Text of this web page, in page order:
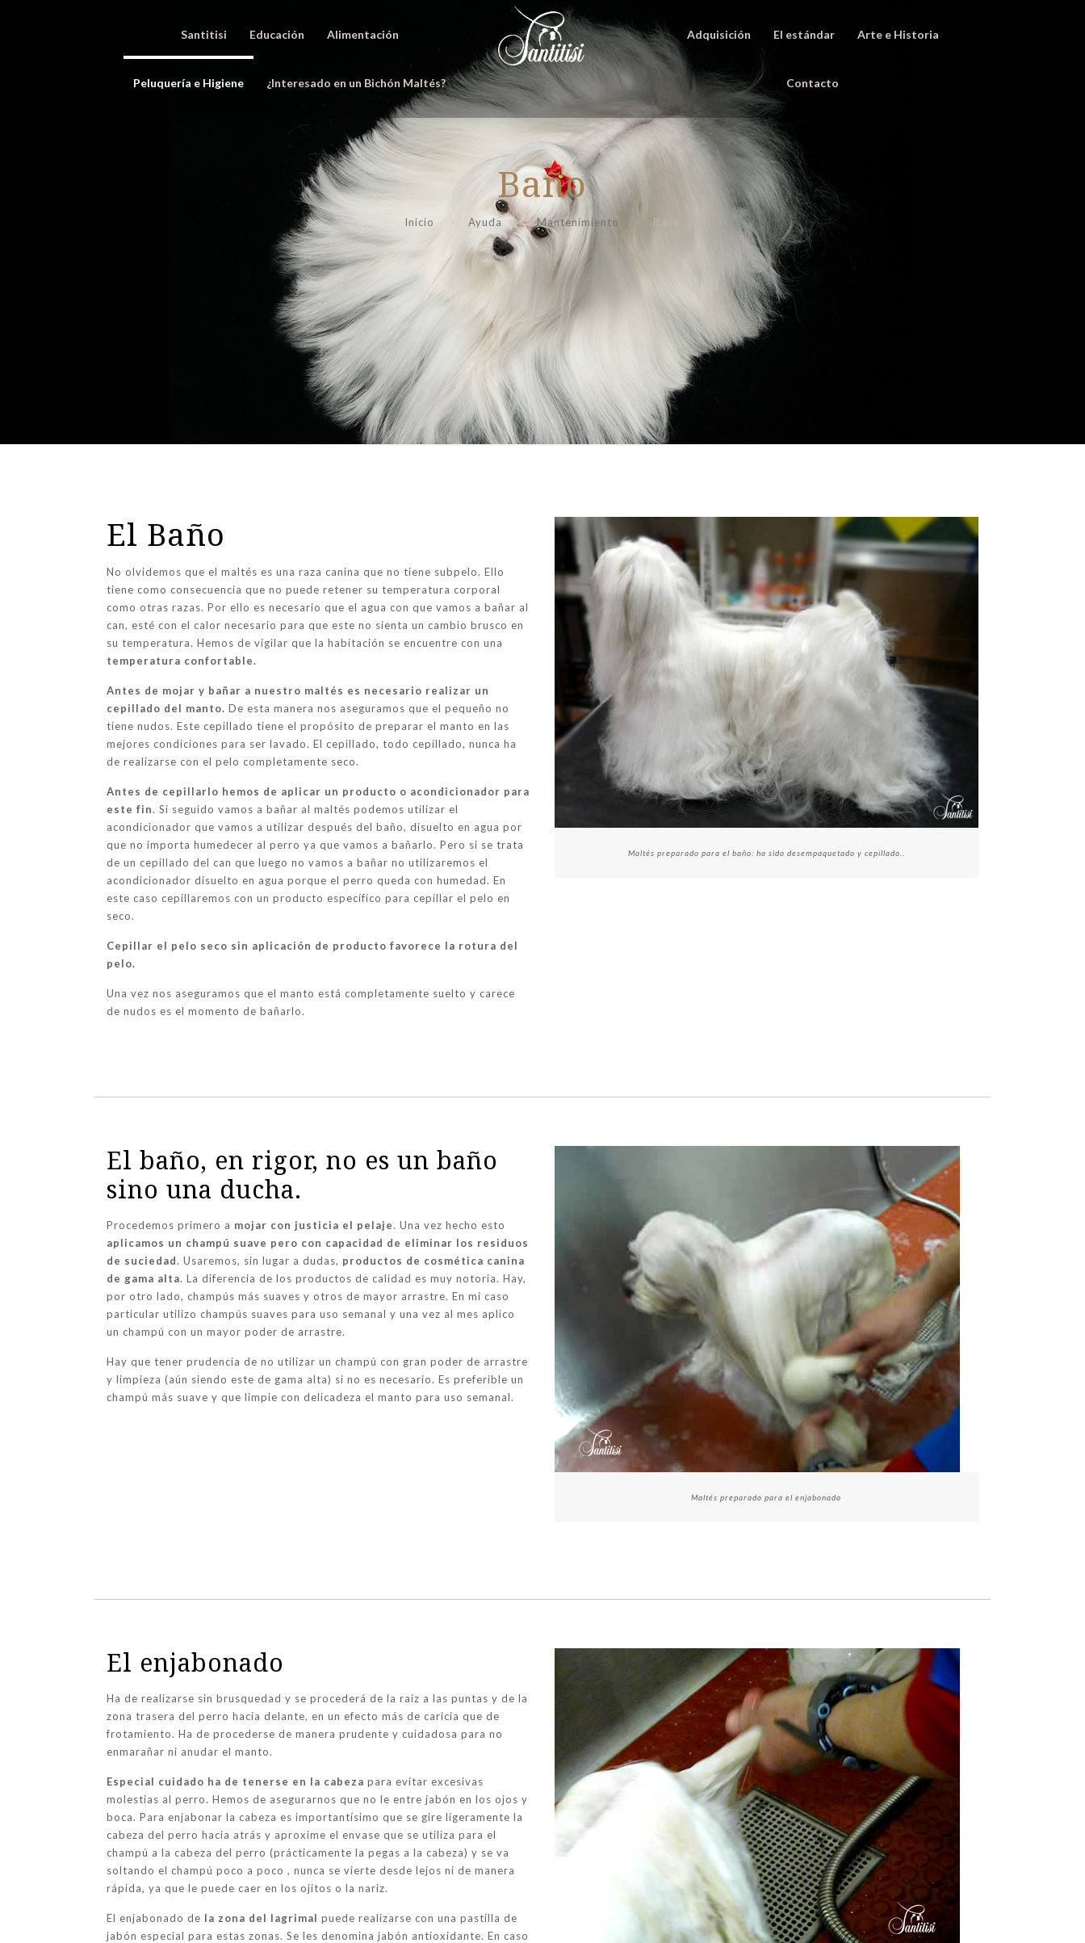
Santitisi Educación Alimentación
Peluquería e Higiene ¿Interesado en un Bichón Maltés?
Adquisición El estándar Arte e Historia
Contacto
Baño
Inicio Ayuda Mantenimiento Baño
El Baño
No olvidemos que el maltés es una raza canina que no tiene subpelo. Ello
tiene como consecuencia que no puede retener su temperatura corporal
como otras razas. Por ello es necesario que el agua con que vamos a bañar al
can, esté con el calor necesario para que este no sienta un cambio brusco en
su temperatura. Hemos de vigilar que la habitación se encuentre con una
temperatura confortable.
Antes de mojar y bañar a nuestro maltés es necesario realizar un
cepillado del manto. De esta manera nos aseguramos que el pequeño no
tiene nudos. Este cepillado tiene el propósito de preparar el manto en las
mejores condiciones para ser lavado. El cepillado, todo cepillado, nunca ha
de realizarse con el pelo completamente seco.
Antes de cepillarlo hemos de aplicar un producto o acondicionador para
este fin. Si seguido vamos a bañar al maltés podemos utilizar el
acondicionador que vamos a utilizar después del baño, disuelto en agua por
que no importa humedecer al perro ya que vamos a bañarlo. Pero si se trata
de un cepillado del can que luego no vamos a bañar no utilizaremos el
acondicionador disuelto en agua porque el perro queda con humedad. En
este caso cepillaremos con un producto específico para cepillar el pelo en
seco.
Cepillar el pelo seco sin aplicación de producto favorece la rotura del
pelo.
Una vez nos aseguramos que el manto está completamente suelto y carece
de nudos es el momento de bañarlo.
Maltés preparado para el baño: ha sido desempaquetado y cepillado..
El baño, en rigor, no es un baño
sino una ducha.
Procedemos primero a mojar con justicia el pelaje. Una vez hecho esto
aplicamos un champú suave pero con capacidad de eliminar los residuos
de suciedad. Usaremos, sin lugar a dudas, productos de cosmética canina
de gama alta. La diferencia de los productos de calidad es muy notoria. Hay,
por otro lado, champús más suaves y otros de mayor arrastre. En mi caso
particular utilizo champús suaves para uso semanal y una vez al mes aplico
un champú con un mayor poder de arrastre.
Hay que tener prudencia de no utilizar un champú con gran poder de arrastre
y limpieza (aún siendo este de gama alta) si no es necesario. Es preferible un
champú más suave y que limpie con delicadeza el manto para uso semanal.
Maltés preparado para el enjabonado
El enjabonado
Ha de realizarse sin brusquedad y se procederá de la raiz a las puntas y de la
zona trasera del perro hacia delante, en un efecto más de caricia que de
frotamiento. Ha de procederse de manera prudente y cuidadosa para no
enmarañar ni anudar el manto.
Especial cuidado ha de tenerse en la cabeza para evitar excesivas
molestias al perro. Hemos de asegurarnos que no le entre jabón en los ojos y
boca. Para enjabonar la cabeza es importantísimo que se gire ligeramente la
cabeza del perro hacia atrás y aproxime el envase que se utiliza para el
champú a la cabeza del perro (prácticamente la pegas a la cabeza) y se va
soltando el champú poco a poco , nunca se vierte desde lejos ni de manera
rápida, ya que le puede caer en los ojitos o la nariz.
El enjabonado de la zona del lagrimal puede realizarse con una pastilla de
jabón especial para estas zonas. Se les denomina jabón antioxidante. En caso